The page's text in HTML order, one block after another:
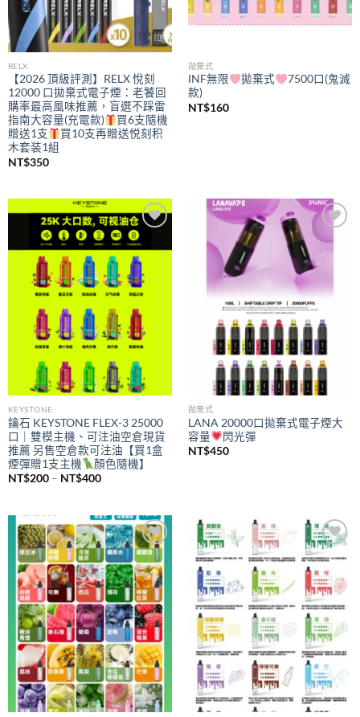
RELX
【2026 頂級評測】RELX 悅刻
12000 口拋棄式電子煙：老饕回
購率最高風味推薦，盲選不踩雷
指南大容量(充電款)
買6支隨機
贈送1支
買10支再贈送悦刻积
木套装1組
NT$350
拋棄式
INF無限 拋棄式
7500口(鬼滅
款)
NT$160
Add to
wishlist
KEYSTONE
鑰石 KEYSTONE FLEX-3 25000
口｜雙模主機、可注油空倉現貨
推薦 另售空倉款可注油【買1盒
煙彈贈1支主機
顏色隨機】
NT$200 – NT$400價
NT$200
到
NT$400
Add to
wishlist
拋棄式
LANA 20000口拋棄式電子煙大
容量
閃光彈
NT$450
Add to
wishlist
Add to